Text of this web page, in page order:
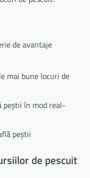
de avantaje
mai bune locuri de
peștii în mod real-
peștii
de pescuit